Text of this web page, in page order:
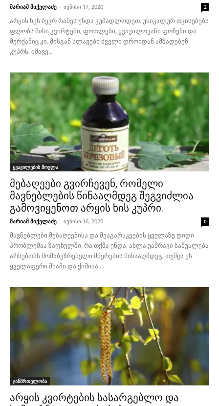
მარიამ მიქელაძე - ივნისი 17, 2020 2
არყის ხეს ბევრ რამეს უნდა ვუმადლოდეთ. უნიკალურ თვისებებს
ფლობს მისი კვირტები, ფოთლები, ყვავილოვანი ფოჩები და
მერქანიც კი. მისგან სლავები ძველი დროიდან ამზადებენ
კუპრს, იმავე...
ყვავილების მოვლა
მებაღეები გვირჩევენ, რომელი
მავნებლების წინააღმდეგ შეგვიძლია
გამოვიყენოთ არყის ხის კუპრი.
მარიამ მიქელაძე - ივნისი 16, 2020 0
მავნებლები მებაღეებისა და მეაგარაკეების ყველაზე დიდი
პრობლემაა ზაფხულში. რა თქმა უნდა, ახლა უამრავი საშუალება
არსებობს მომაბეზრებელი მწერების წინააღმდეგ, თუმცა ეს
ყველაფერი შხამი და ქიმიაა....
ჯანმრთელობა
არყის კვირტების სასარგებლო და